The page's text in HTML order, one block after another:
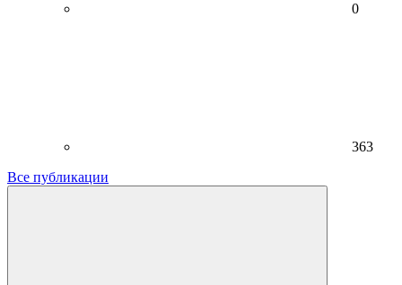
0
363
Все публикации